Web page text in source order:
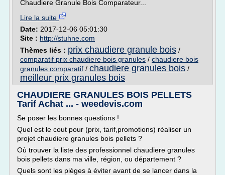
Chaudiere Granule Bois Comparateur...
Lire la suite
Date: 2017-12-06 05:01:30
Site : http://stuhne.com
Thèmes liés : prix chaudiere granule bois /
comparatif prix chaudiere bois granules / chaudiere bois
granules comparatif / chaudiere granules bois /
meilleur prix granules bois
CHAUDIERE GRANULES BOIS PELLETS
Tarif Achat ... - weedevis.com
Se poser les bonnes questions !
Quel est le cout pour (prix, tarif,promotions) réaliser un
projet chaudiere granules bois pellets ?
Où trouver la liste des professionnel chaudiere granules
bois pellets dans ma ville, région, ou département ?
Quels sont les pièges à éviter avant de se lancer dans la